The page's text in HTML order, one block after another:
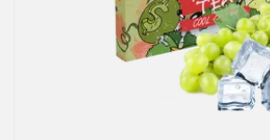
Жидкости для электронных сигарет
Подарочные наборы